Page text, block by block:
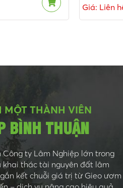
Giá: Liên
MỘT THÀNH VIÊN
BÌNH THUẬN
ty Lâm Nghiệp lớn trong
khai thác tài nguyên đất lâm
kết chuỗi giá trị từ Gieo ươm